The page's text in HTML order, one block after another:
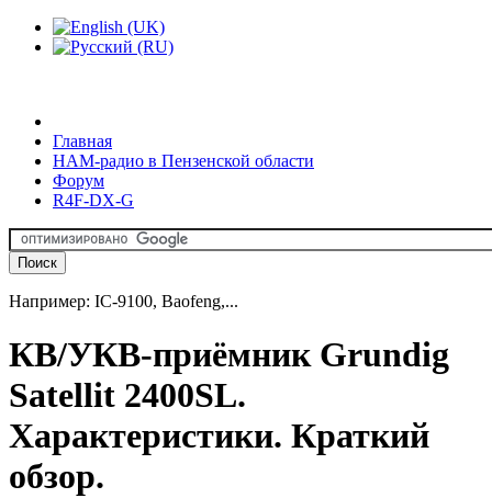
Главная
HAM-радио в Пензенской области
Форум
R4F-DX-G
Например: IC-9100, Baofeng,...
КВ/УКВ-приёмник Grundig
Satellit 2400SL.
Характеристики. Краткий
обзор.